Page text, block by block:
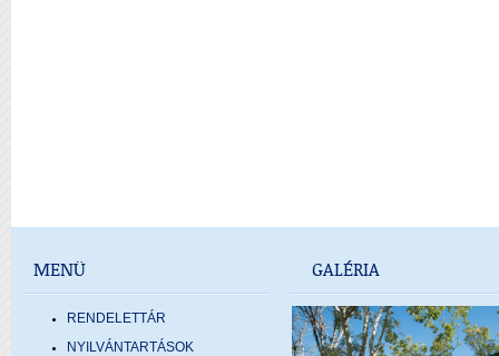
MENÜ
RENDELETTÁR
NYILVÁNTARTÁSOK
GALÉRIA